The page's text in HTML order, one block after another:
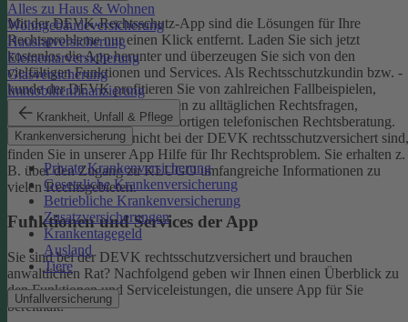
Alles zu Haus & Wohnen
Wohngebäudeversicherung
Hausratversicherung
Elementarversicherung
Glasversicherung
Immobilienfinanzierung
Krankheit, Unfall & Pflege
Krankenversicherung
Private Krankenversicherung
Gesetzliche Krankenversicherung
Betriebliche Krankenversicherung
Zusatzversicherungen
Krankentagegeld
Ausland
Tiere
Unfallversicherung
Mit der DEVK-Rechtsschutz-App sind die Lösungen für Ihre
Rechtsprobleme nur einen Klick entfernt. Laden Sie sich jetzt
kostenlos die App herunter und überzeugen Sie sich von den
vielfältigen Funktionen und Services. Als Rechtsschutzkundin bzw. -
kunde der DEVK profitieren Sie von zahlreichen Fallbeispielen,
informativen Ratgeberbeiträgen zu alltäglichen Rechtsfragen,
Musterverträgen und einer sofortigen telefonischen Rechtsberatung.
Aber auch, wenn Sie nicht bei der DEVK rechtsschutzversichert sind,
finden Sie in unserer App Hilfe für Ihr Rechtsproblem. Sie erhalten z.
B. über den Zugang zu KLUGO umfangreiche Informationen zu
vielen Rechtsgebieten.
Funktionen und Services der App
Sie sind bei der DEVK rechtsschutzversichert und brauchen
anwaltlichen Rat? Nachfolgend geben wir Ihnen einen Überblick zu
den Funktionen und Serviceleistungen, die unsere App für Sie
bereithält: